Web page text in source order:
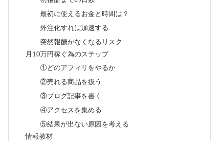
最初に使えるお金と時間は？
外注化すれば加速する
突然報酬がなくなるリスク
月10万円稼ぐ為のステップ
①どのアフィリをやるか
②売れる商品を扱う
③ブログ記事を書く
④アクセスを集める
⑤結果が出ない原因を考える
情報教材